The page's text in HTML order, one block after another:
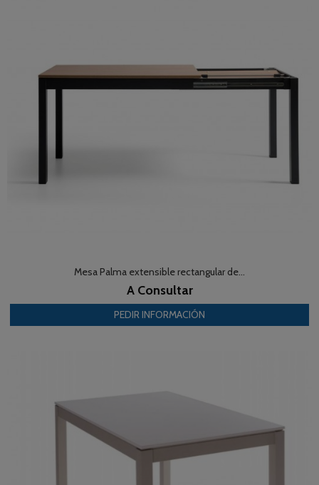
Mesa Palma extensible rectangular de...
A Consultar
PEDIR INFORMACIÓN